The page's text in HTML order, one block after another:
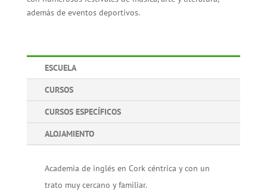
además de eventos deportivos.
ESCUELA
CURSOS
CURSOS ESPECÍFICOS
ALOJAMIENTO
Academia de inglés en Cork céntrica y con un
trato muy cercano y familiar.